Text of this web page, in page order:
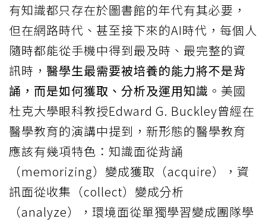
有知識都只存在於圖書館的年代有其必要，
但在網路時代、甚至接下來的AI時代，每個人
隨時都能從手機中得到最及時、最完整的資
訊時， 醫學生最需要被培養的能力將不是背
誦，而是如何獲取、分析及運用知識 。美國
杜克大學眼科教授Edward G. Buckley曾經在
醫學教育的演講中提到，新形態的醫學教育
應該有幾項特色：知識面從背誦
（memorizing）變成獲取（acquire），資
訊面從收集（collect）變成分析
（analyze），環境面從單獨學習變成團隊學